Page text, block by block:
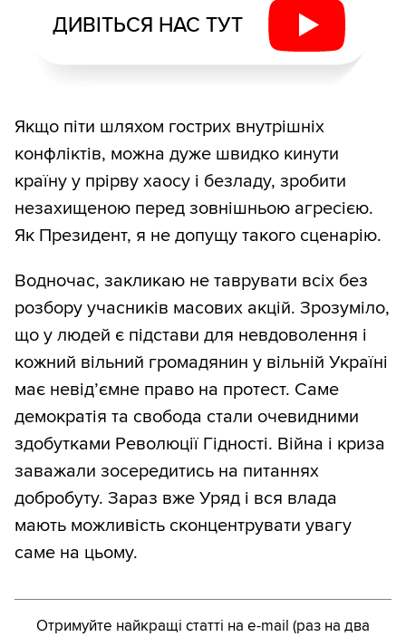
ДИВІТЬСЯ НАС ТУТ
Якщо піти шляхом гострих внутрішніх
конфліктів, можна дуже швидко кинути
країну у прірву хаосу і безладу, зробити
незахищеною перед зовнішньою агресією.
Як Президент, я не допущу такого сценарію.
Водночас, закликаю не таврувати всіх без
розбору учасників масових акцій. Зрозуміло,
що у людей є підстави для невдоволення і
кожний вільний громадянин у вільній Україні
має невід’ємне право на протест. Саме
демократія та свобода стали очевидними
здобутками Революції Гідності. Війна і криза
заважали зосередитись на питаннях
добробуту. Зараз вже Уряд і вся влада
мають можливість сконцентрувати увагу
саме на цьому.
Отримуйте найкращі статті на e-mail (раз на два